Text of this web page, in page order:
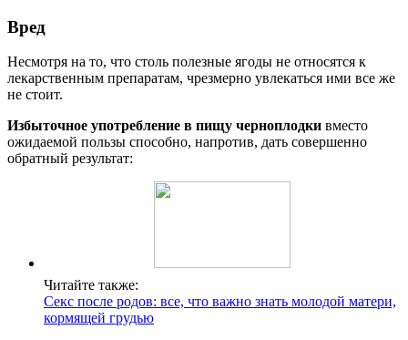
Вред
Несмотря на то, что столь полезные ягоды не относятся к
лекарственным препаратам, чрезмерно увлекаться ими все же
не стоит.
Избыточное употребление в пищу черноплодки вместо
ожидаемой пользы способно, напротив, дать совершенно
обратный результат:
Читайте также:
Секс после родов: все, что важно знать молодой матери,
кормящей грудью